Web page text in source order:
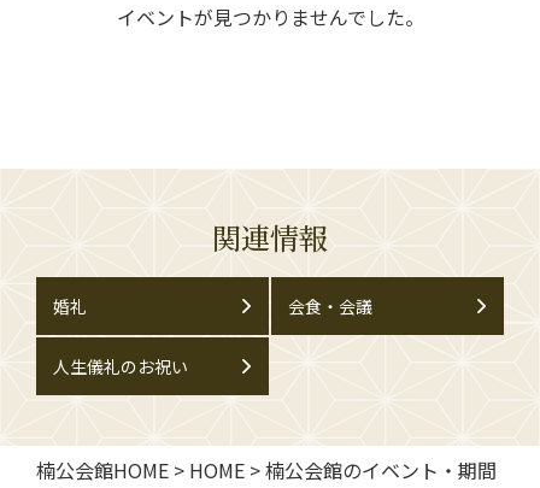
イベントが見つかりませんでした。
関連情報
婚礼 会食・会議
人生儀礼のお祝い
楠公会館HOME > HOME >楠公会館のイベント・期間